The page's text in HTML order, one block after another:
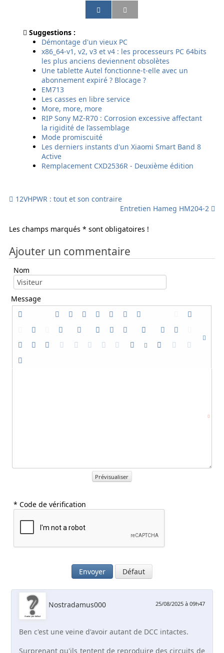
a
t
a
g
e
r
p
r
e
m
a
l
a
t
a
g
e
r
p
r
E
m
a
l
a
g
e
r
p
r
m
s
a
g
e
r
p
r
M
S
Suggestions :
Démontage d'un vieux PC
x86_64-v1, v2, v3 et v4 : les processeurs PC 64bits
les plus anciens deviennent obsolètes
Une tablette Autel fonctionne-t-elle avec un
abonnement expiré ? Blocage ?
EM713
Les casses en libre service
More, more, more
RIP Sony MZ-R70 : Corrosion excessive affectant
la rigidité de l’assemblage
Mode promiscuité
Les derniers instants d'un Xiaomi Smart Band 8
Active
Remplacement CXD2536R - Deuxième édition
12VHPWR : tout et son contraire
Entretien Hameg HM204-2
Les champs marqués * sont obligatoires !
Ajouter un commentaire
Nom
Message
Prévisualiser
* Code de vérification
Envoyer Défaut
Nostradamus000 25/08/2025 à 09h47
Ben c'est une veine d'avoir autant de DCC intactes.
Surprenant qu'ils tentent de reproduire des circuits de